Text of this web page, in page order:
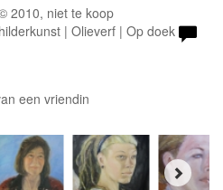
2010, niet te koop
| Olieverf | Op doek
een vriendin